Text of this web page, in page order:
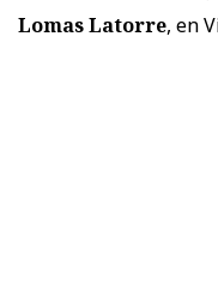
Lomas Latorre, en